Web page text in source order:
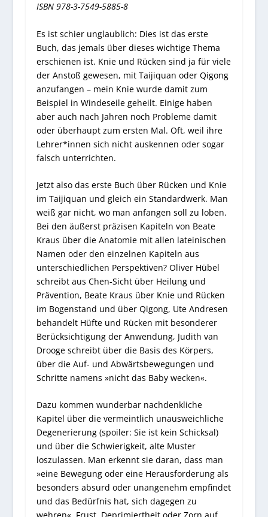
ISBN 978-3-7549-5885-8
Es ist schier unglaublich: Dies ist das erste
Buch, das jemals über dieses wichtige Thema
erschienen ist. Knie und Rücken sind ja für viele
der Anstoß gewesen, mit Taijiquan oder Qigong
anzufangen – mein Knie wurde damit zum
Beispiel in Windeseile geheilt. Einige haben
aber auch nach Jahren noch Probleme damit
oder überhaupt zum ersten Mal. Oft, weil ihre
Lehrer*innen sich nicht auskennen oder sogar
falsch unterrichten.
Jetzt also das erste Buch über Rücken und Knie
im Taijiquan und gleich ein Standardwerk. Man
weiß gar nicht, wo man anfangen soll zu loben.
Bei den äußerst präzisen Kapiteln von Beate
Kraus über die Anatomie mit allen lateinischen
Namen oder den einzelnen Kapiteln aus
unterschiedlichen Perspektiven? Oliver Hübel
schreibt aus Chen-Sicht über Heilung und
Prävention, Beate Kraus über Knie und Rücken
im Bogenstand und über Qigong, Ute Andresen
behandelt Hüfte und Rücken mit besonderer
Berücksichtigung der Anwendung, Judith van
Drooge schreibt über die Basis des Körpers,
über die Auf- und Abwärtsbewegungen und
Schritte namens »nicht das Baby wecken«.
Dazu kommen wunderbar nachdenkliche
Kapitel über die vermeintlich unausweichliche
Degenerierung (spoiler: Sie ist kein Schicksal)
und über die Schwierigkeit, alte Muster
loszulassen. Man erkennt sie daran, dass man
»eine Bewegung oder eine Herausforderung als
besonders absurd oder unangenehm empfindet
und das Bedürfnis hat, sich dagegen zu